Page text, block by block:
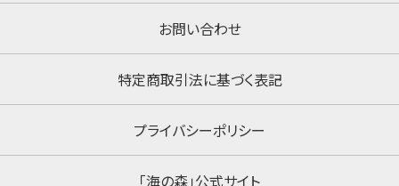
お問い合わせ
特定商取引法に基づく表記
プライバシーポリシー
「海の森」公式サイト